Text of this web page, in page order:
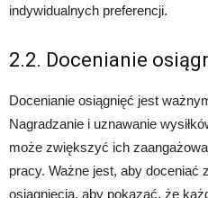
indywidualnych preferencji.
2.2. Docenianie
Docenianie osiągnięć jest
Nagradzanie i uznawanie
może zwiększyć ich
pracy. Ważne jest, aby doceniać
osiągnięcia, aby pokazać, że